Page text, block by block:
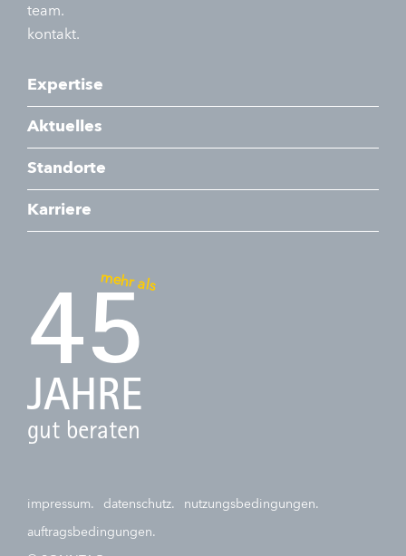
team.
kontakt.
Expertise
Aktuelles
Standorte
Karriere
mehr als
45
JAHRE
gut beraten
impressum. datenschutz. nutzungsbedingungen.
auftragsbedingungen.